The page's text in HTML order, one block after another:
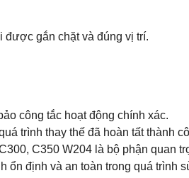
được gắn chặt và đúng vị trí.
công tắc hoạt động chính xác.
trình thay thế đã hoàn tất thành
C350 W204 là bộ phận quan
ổn định và an toàn trong quá